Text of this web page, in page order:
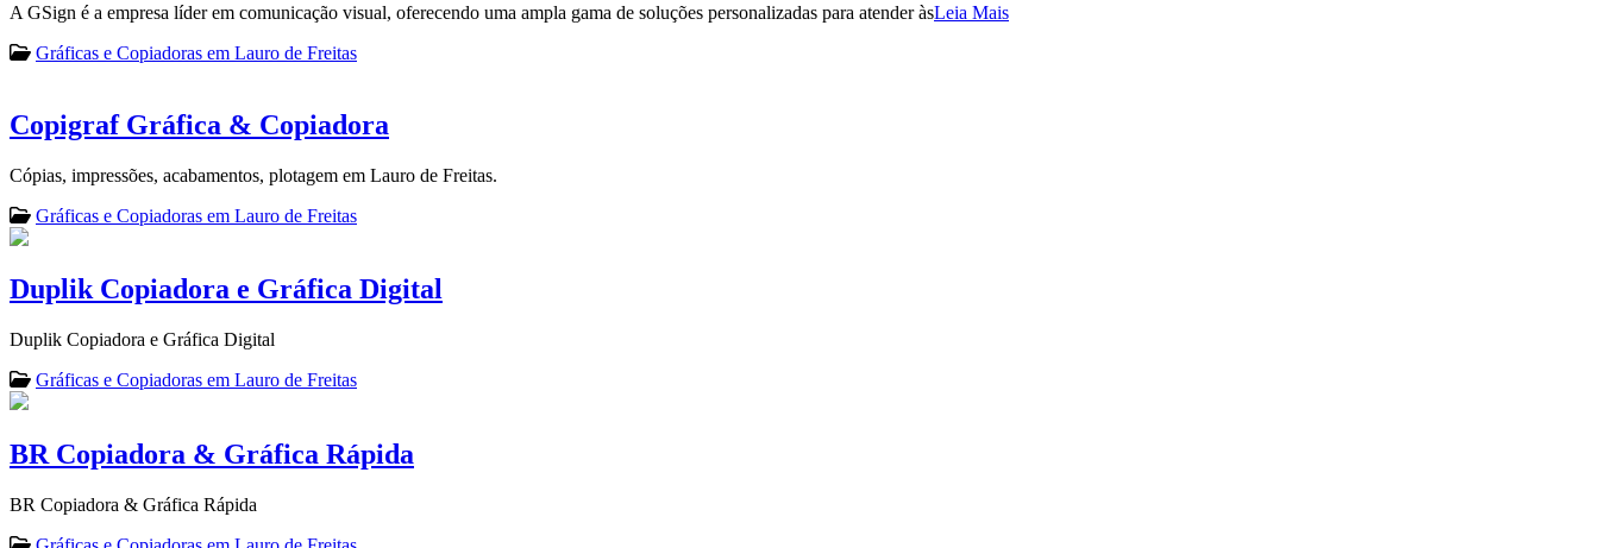
A GSign é a empresa líder em comunicação visual, oferecendo uma ampla gama de soluções personalizadas para atender àsLeia Mais
Gráficas e Copiadoras em Lauro de Freitas
Copigraf Gráfica & Copiadora
Cópias, impressões, acabamentos, plotagem em Lauro de Freitas.
Gráficas e Copiadoras em Lauro de Freitas
Duplik Copiadora e Gráfica Digital
Duplik Copiadora e Gráfica Digital
Gráficas e Copiadoras em Lauro de Freitas
BR Copiadora & Gráfica Rápida
BR Copiadora & Gráfica Rápida